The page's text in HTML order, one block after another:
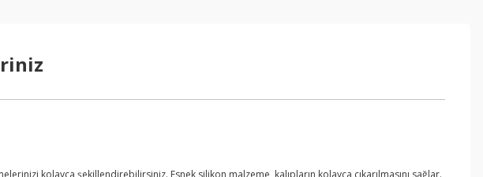
kolayca şekillendirebilirsiniz. Esnek silikon malzeme, kalıpların kolayca çıkarılmasını sağlar.